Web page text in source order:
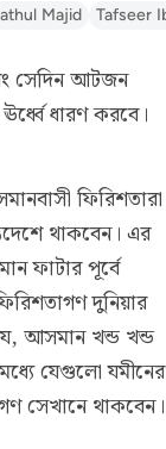
Majid Tafseer
সেদিন আটজন
ধারণ করবে।
ফিরিশতারা
থাকবেন। এর
ফাটার পূর্বে
দুনিয়ার
আসমান খন্ড খন্ড
যেগুলো যমীনের
সেখানে থাকবেন।